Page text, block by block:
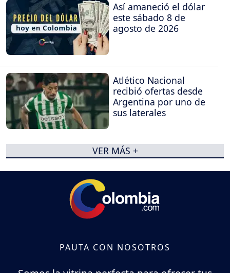
Así amaneció el dólar
este sábado 8 de
agosto de 2026
Atlético Nacional
recibió ofertas desde
Argentina por uno de
sus laterales
VER MÁS +
PAUTA CON NOSOTROS